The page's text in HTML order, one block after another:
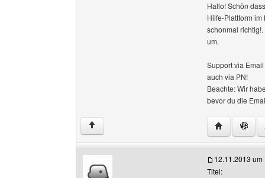
Hallo! Schön
Hilfe-Plattform
schonmal
um.
Support via
auch via PN!
Beachte: Wir
bevor du die
↑ Website
12.11.2013 um
Titel: